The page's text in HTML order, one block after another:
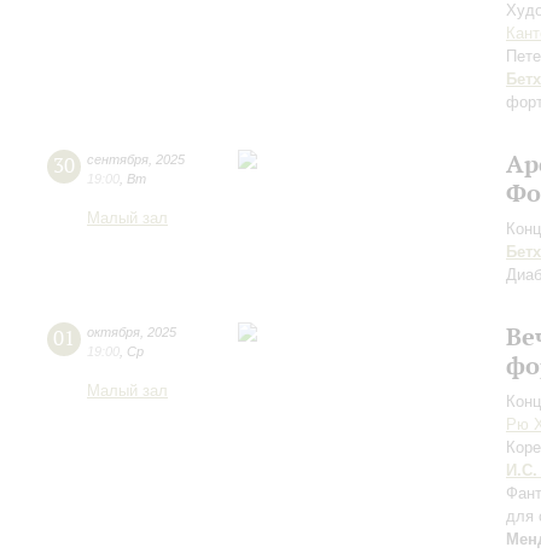
30 сентября 2025
19:00 Вт
Малый зал
01 октября 2025
19:00 Ср
Малый зал
Рю
И.С.
для